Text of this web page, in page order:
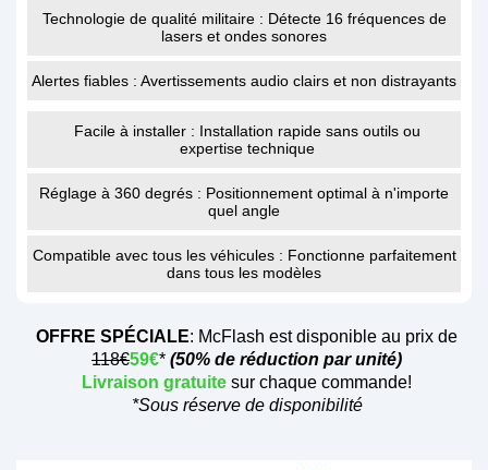
Technologie de qualité militaire : Détecte 16 fréquences de
lasers et ondes sonores
Alertes fiables : Avertissements audio clairs et non distrayants
Facile à installer : Installation rapide sans outils ou
expertise technique
Réglage à 360 degrés : Positionnement optimal à n'importe
quel angle
Compatible avec tous les véhicules : Fonctionne parfaitement
dans tous les modèles
OFFRE SPÉCIALE: McFlash est disponible au prix de
118€59€* (50% de réduction par unité)
Livraison gratuite sur chaque commande!
*Sous réserve de disponibilité